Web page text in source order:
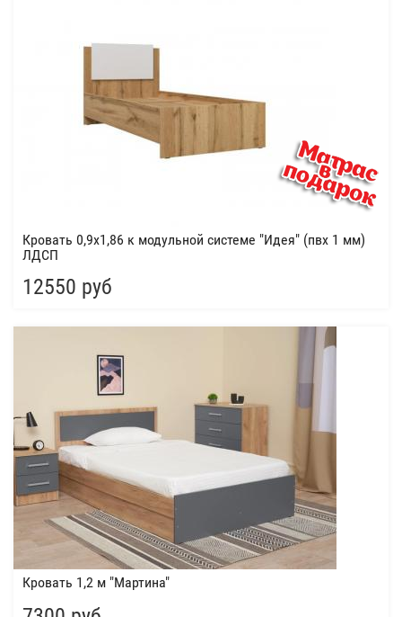
Кровать 0,9х1,86 к модульной системе "Идея" (пвх 1 мм)
ЛДСП
12550 руб
Кровать 1,2 м "Мартина"